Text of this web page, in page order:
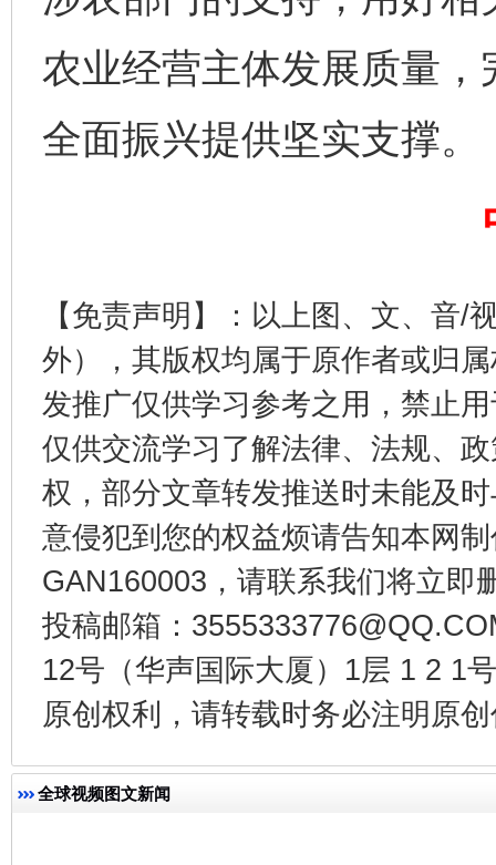
农业经营主体发展质量
全面振兴提供坚实支撑。
【免责声明】：以上图、文、音/
外），其版权均属于原作者或归
发推广仅供学习参考之用，禁止
仅供交流学习了解法律、法规、
权，部分文章转发推送时未能及
意侵犯到您的权益烦请告知本网
GAN160003，请联系我们将立即
投稿邮箱：
12号（华声国际大厦）1层 1 2 1
原创权利，请转载时务必注明原
全球视频图文新闻
在谋一域中谋全局
今